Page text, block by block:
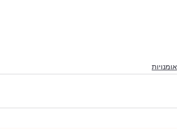
אומנויות